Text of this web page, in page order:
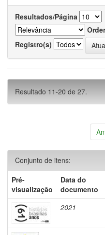
Resultados/Página
Registro(s)
Resultado 11-20 de 27.
Conjunto de itens:
Pré-
visualização
Data do
documento
2021